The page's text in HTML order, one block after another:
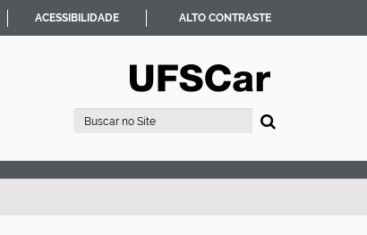
ACESSIBILIDADE ALTO CONTRASTE
Busca